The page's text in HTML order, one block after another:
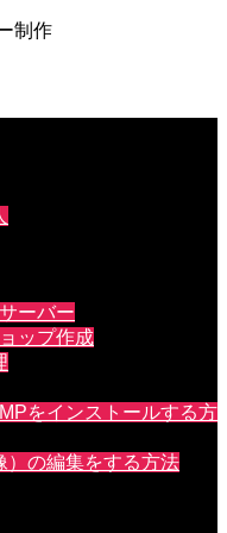
制作
ーバー
ップ作成
をインストールする方
）の編集をする方法